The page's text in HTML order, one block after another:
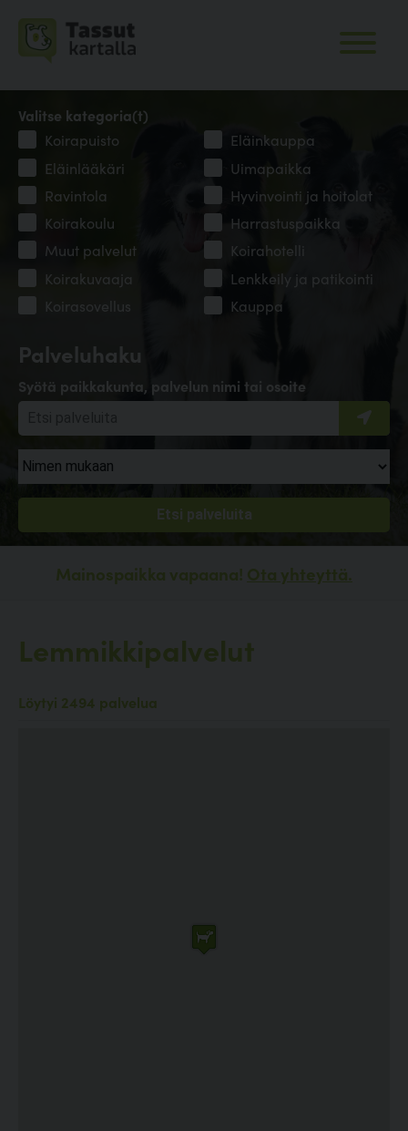
Palveluhaku
Syötä paikkakunta, palvelun nimi tai osoite
Valitse kategoria(t)
Koirapuisto
Eläinkauppa
Eläinlääkäri
Uimapaikka
Ravintola
Hyvinvointi ja hoitolat
Koirakoulu
Harrastuspaikka
Muut palvelut
Koirahotelli
Koirakuvaaja
Lenkkeily ja patikointi
Koirasovellus
Kauppa
Mainospaikka vapaana! Ota yhteyttä.
Lemmikkipalvelut
Löytyi 2494 palvelua